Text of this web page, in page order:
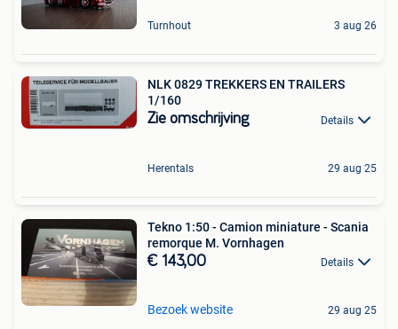
Turnhout 3 aug 26
NLK 0829 TREKKERS EN TRAILERS
1/160
Zie omschrijving Details
Herentals 29 aug 25
Tekno 1:50 - Camion miniature - Scania
remorque M. Vornhagen
€ 143,00 Details
Bezoek website 29 aug 25